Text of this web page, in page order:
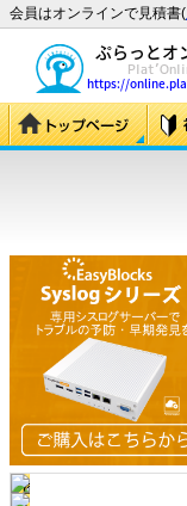
会員はオンラインで見積書(